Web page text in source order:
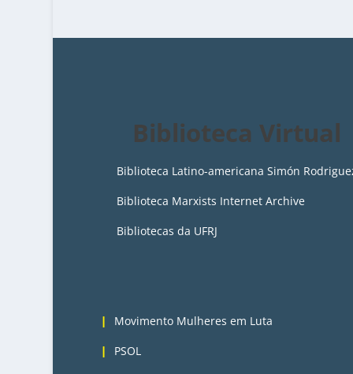
Biblioteca Virtual
Biblioteca Latino-americana Simón
Biblioteca Marxists Internet Archive
Bibliotecas da UFRJ
Movimento Mulheres em Luta
PSOL